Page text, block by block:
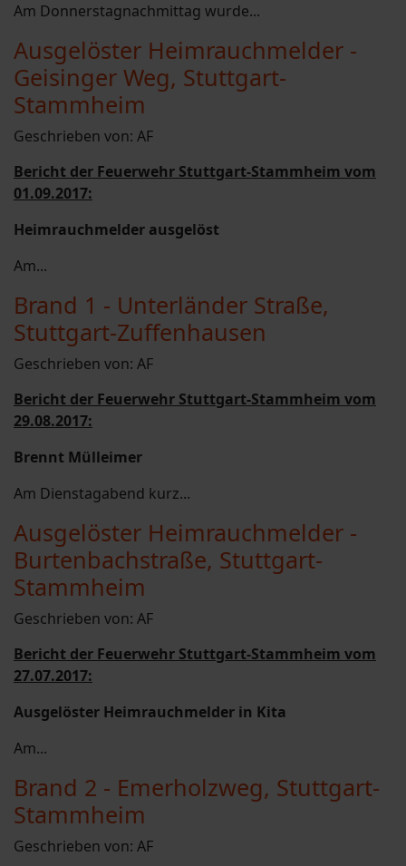
Am Donnerstagnachmittag wurde...
Ausgelöster Heimrauchmelder -
Geisinger Weg, Stuttgart-
Stammheim
Geschrieben von: AF
Bericht der Feuerwehr Stuttgart-Stammheim vom
01.09.2017:
Heimrauchmelder ausgelöst
Am...
Brand 1 - Unterländer Straße,
Stuttgart-Zuffenhausen
Geschrieben von: AF
Bericht der Feuerwehr Stuttgart-Stammheim vom
29.08.2017:
Brennt Mülleimer
Am Dienstagabend kurz...
Ausgelöster Heimrauchmelder -
Burtenbachstraße, Stuttgart-
Stammheim
Geschrieben von: AF
Bericht der Feuerwehr Stuttgart-Stammheim vom
27.07.2017:
Ausgelöster Heimrauchmelder in Kita
Am...
Brand 2 - Emerholzweg, Stuttgart-
Stammheim
Geschrieben von: AF